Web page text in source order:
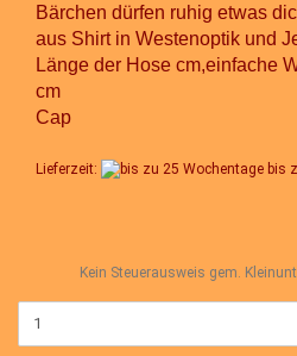
Bärchen dürfen ruhig etwas
aus Shirt in Westenoptik und
Länge der Hose cm,einfache
cm
Cap
Lieferzeit: bis
Kein Steuerausweis gem.